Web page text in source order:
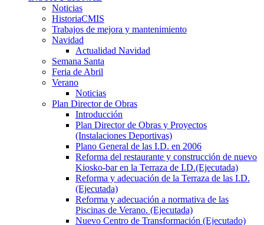
Noticias
HistoriaCMIS
Trabajos de mejora y mantenimiento
Navidad
Actualidad Navidad
Semana Santa
Feria de Abril
Verano
Noticias
Plan Director de Obras
Introducción
Plan Director de Obras y Proyectos
(Instalaciones Deportivas)
Plano General de las I.D. en 2006
Reforma del restaurante y construcción de nuevo
Kiosko-bar en la Terraza de I.D.(Ejecutada)
Reforma y adecuación de la Terraza de las I.D.
(Ejecutada)
Reforma y adecuación a normativa de las
Piscinas de Verano. (Ejecutada)
Nuevo Centro de Transformación (Ejecutado)